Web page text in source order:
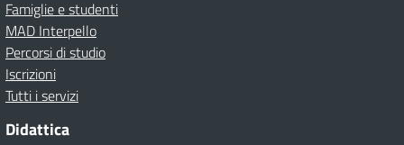
Famiglie e studenti
MAD Interpello
Percorsi di studio
Iscrizioni
Tutti i servizi
Didattica